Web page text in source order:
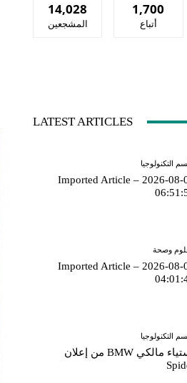
14,028
المشجعين
1,700
أتباع
LATEST ARTICLES
التكنولوجيا
Imported Article – 2026-08-
وصحة
Imported Article – 2026-08-
التكنولوجيا
استياء مالكي BMW من إعلان